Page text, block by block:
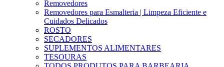
Removedores
Removedores para Esmalteria | Limpeza Eficiente e
Cuidados Delicados
ROSTO
SECADORES
SUPLEMENTOS ALIMENTARES
TESOURAS